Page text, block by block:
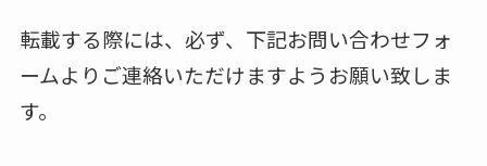
転載する際には、必ず、下記お問い合わせフォ
ームよりご連絡いただけますようお願い致しま
す。